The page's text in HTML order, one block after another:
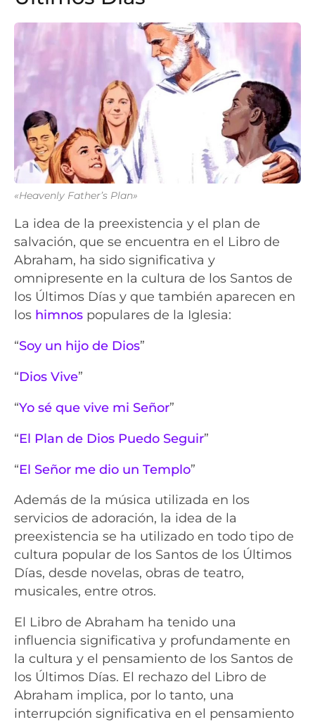
«Heavenly Father’s Plan»
La idea de la preexistencia y el plan de
salvación, que se encuentra en el Libro de
Abraham, ha sido significativa y
omnipresente en la cultura de los Santos de
los Últimos Días y que también aparecen en
los himnos populares de la Iglesia:
“Soy un hijo de Dios”
“Dios Vive”
“Yo sé que vive mi Señor”
“El Plan de Dios Puedo Seguir”
“El Señor me dio un Templo”
Además de la música utilizada en los
servicios de adoración, la idea de la
preexistencia se ha utilizado en todo tipo de
cultura popular de los Santos de los Últimos
Días, desde novelas, obras de teatro,
musicales, entre otros.
El Libro de Abraham ha tenido una
influencia significativa y profundamente en
la cultura y el pensamiento de los Santos de
los Últimos Días. El rechazo del Libro de
Abraham implica, por lo tanto, una
interrupción significativa en el pensamiento